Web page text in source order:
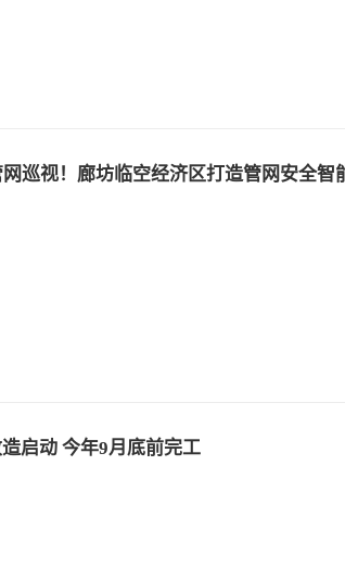
巡视！廊坊临空经济区打造管网安全智
启动 今年9月底前完工